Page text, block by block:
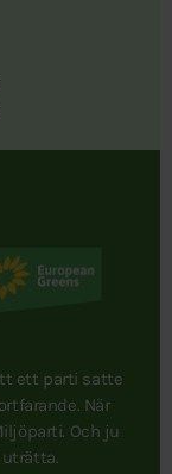
ett parti satte
När
Och ju